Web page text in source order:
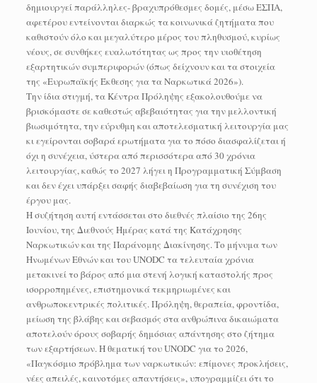
δημιουργεί παράλληλες- βραχυπρόθεσμες δομές, μέσω ΕΣΠΑ,
αφετέρου εντείνονται διαρκώς τα κοινωνικά ζητήματα που
καθιστούν όλο και μεγαλύτερο μέρος του πληθυσμού, κυρίως
νέους, σε συνθήκες ευαλωτότητας ως προς την υιοθέτηση
εξαρτητικών συμπεριφορών (όπως δείχνουν και τα στοιχεία
της «Ευρωπαϊκής Έκθεσης για τα Ναρκωτικά 2026»).
Την ίδια στιγμή, τα Κέντρα Πρόληψης εξακολουθούμε να
βρισκόμαστε σε καθεστώς αβεβαιότητας για την μελλοντική
βιωσιμότητα, την εύρυθμη και αποτελεσματική λειτουργία μας
κι εγείρονται σοβαρά ερωτήματα για το πόσο διασφαλίζεται ή
όχι η συνέχεια, ύστερα από περισσότερα από 30 χρόνια
λειτουργίας, καθώς το 2027 λήγει η Προγραμματική Σύμβαση
και δεν έχει υπάρξει σαφής διαβεβαίωση για τη συνέχιση του
έργου μας.
Η συζήτηση αυτή εντάσσεται στο διεθνές πλαίσιο της 26ης
Ιουνίου, της Διεθνούς Ημέρας κατά της Κατάχρησης
Ναρκωτικών και της Παράνομης Διακίνησης. Το μήνυμα των
Ηνωμένων Εθνών και του UNODC τα τελευταία χρόνια
μετακινεί το βάρος από μια στενή λογική καταστολής προς
ισορροπημένες, επιστημονικά τεκμηριωμένες και
ανθρωποκεντρικές πολιτικές. Πρόληψη, θεραπεία, φροντίδα,
μείωση της βλάβης και σεβασμός στα ανθρώπινα δικαιώματα
αποτελούν όρους σοβαρής δημόσιας απάντησης στο ζήτημα
των εξαρτήσεων. Η θεματική του UNODC για το 2026,
«Παγκόσμιο πρόβλημα των ναρκωτικών: επίμονες προκλήσεις,
νέες απειλές, καινοτόμες απαντήσεις», υπογραμμίζει ότι το